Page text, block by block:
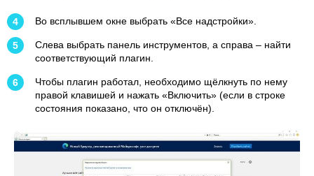
Во всплывшем окне выбрать «Все надстройки».
Слева выбрать панель инструментов, а справа – найти
соответствующий плагин.
Чтобы плагин работал, необходимо щёлкнуть по нему
правой клавишей и нажать «Включить» (если в строке
состояния показано, что он отключён).